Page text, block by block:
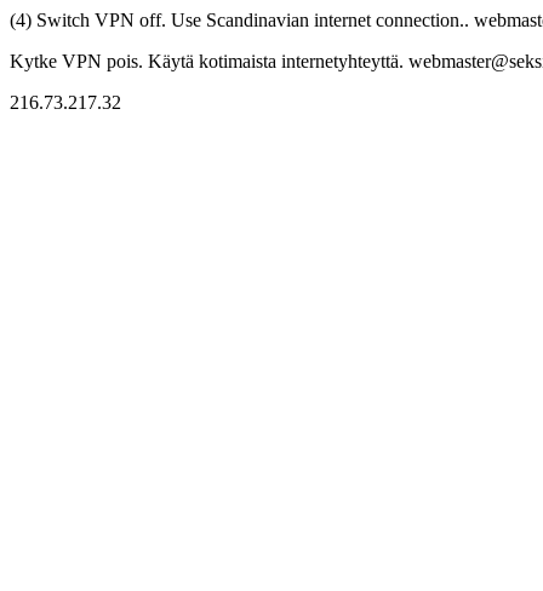
(4) Switch VPN off. Use Scandinavian internet connection..
Kytke VPN pois. Käytä kotimaista internetyhteyttä.
216.73.217.32